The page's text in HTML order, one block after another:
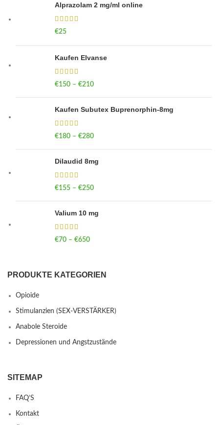
Alprazolam 2 mg/ml online
€25
Kaufen Elvanse
€150 – €210
Kaufen Subutex Buprenorphin-8mg
€180 – €280
Dilaudid 8mg
€155 – €250
Valium 10 mg
€70 – €650
PRODUKTE KATEGORIEN
Opioide
Stimulanzien (SEX-VERSTÄRKER)
Anabole Steroide
Depressionen und Angstzustände
SITEMAP
FAQ’S
Kontakt